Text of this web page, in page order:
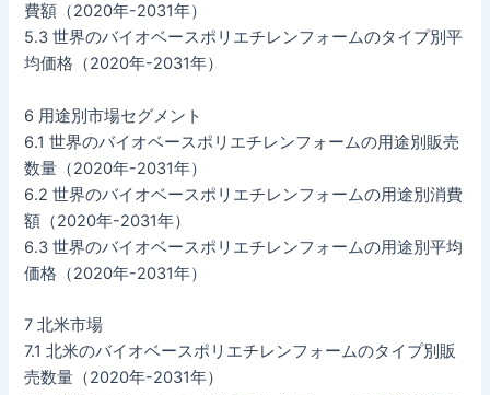
費額（2020年-2031年）
5.3 世界のバイオベースポリエチレンフォームのタイプ別平
均価格（2020年-2031年）
6 用途別市場セグメント
6.1 世界のバイオベースポリエチレンフォームの用途別販売
数量（2020年-2031年）
6.2 世界のバイオベースポリエチレンフォームの用途別消費
額（2020年-2031年）
6.3 世界のバイオベースポリエチレンフォームの用途別平均
価格（2020年-2031年）
7 北米市場
7.1 北米のバイオベースポリエチレンフォームのタイプ別販
売数量（2020年-2031年）